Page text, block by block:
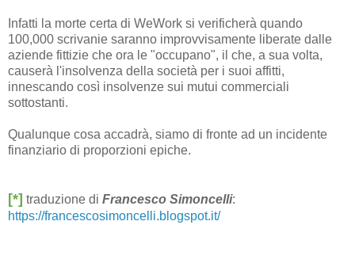
Infatti la morte certa di WeWork si verificherà quando
100,000 scrivanie saranno improvvisamente liberate dalle
aziende fittizie che ora le "occupano", il che, a sua volta,
causerà l'insolvenza della società per i suoi affitti,
innescando così insolvenze sui mutui commerciali
sottostanti.
Qualunque cosa accadrà, siamo di fronte ad un incidente
finanziario di proporzioni epiche.
[*] traduzione di Francesco Simoncelli:
https://francescosimoncelli.blogspot.it/